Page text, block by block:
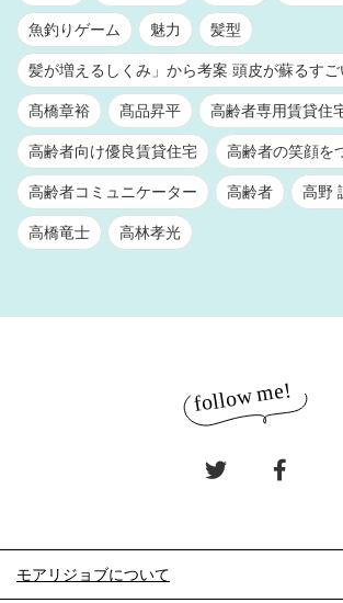
魚釣りゲーム 魅力 髪型
髪が増えるしくみ」から考案 頭皮が蘇るす
髙橋章裕 髙品昇平 高齢者専用賃貸住
高齢者向け優良賃貸住宅 高齢者の笑顔を
高齢者コミュニケーター 高齢者 高野
高橋竜士 高林孝光
モアリジョブについて